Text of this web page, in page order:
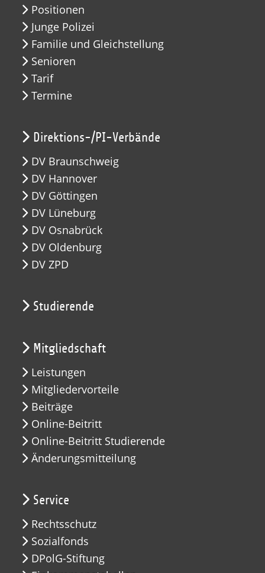
Positionen
Junge Polizei
Familie und Gleichstellung
Senioren
Tarif
Termine
Direktions-/PI-Verbände
DV Braunschweig
DV Hannover
DV Göttingen
DV Lüneburg
DV Osnabrück
DV Oldenburg
DV ZPD
Studierende
Mitgliedschaft
Leistungen
Mitgliedervorteile
Beiträge
Online-Beitritt
Online-Beitritt Studierende
Änderungsmitteilung
Service
Rechtsschutz
Sozialfonds
DPolG-Stiftung